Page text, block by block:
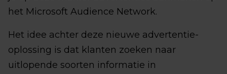
het Microsoft Audience Network.
Het idee achter deze nieuwe advertentie-
oplossing is dat klanten zoeken naar
uitlopende soorten informatie in